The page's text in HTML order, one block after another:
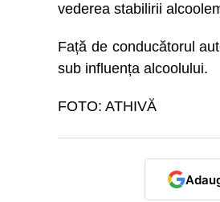
vederea stabilirii
Față de conducătorul
sub influența alcoolului.
FOTO: ATHIVĂ